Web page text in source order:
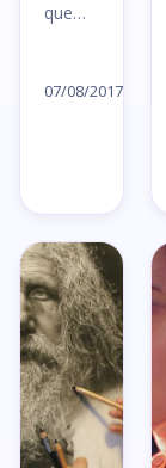
que…
07/08/2017